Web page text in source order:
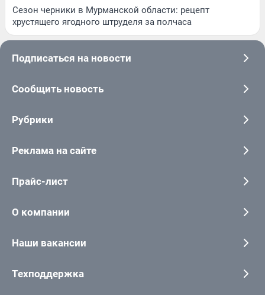
Сезон черники в Мурманской области: рецепт
хрустящего ягодного штруделя за полчаса
Подписаться на новости
Сообщить новость
Рубрики
Реклама на сайте
Прайс-лист
О компании
Наши вакансии
Техподдержка